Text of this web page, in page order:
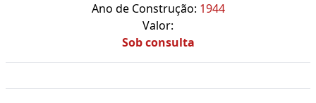
Ano de Construção: 1944
Valor:
Sob consulta